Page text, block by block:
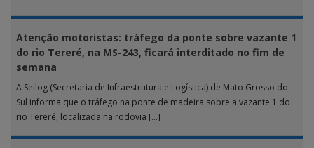
Atenção motoristas: tráfego da ponte sobre vazante 1
do rio Tereré, na MS-243, ficará interditado no fim de
semana
A Seilog (Secretaria de Infraestrutura e Logística) de Mato Grosso do
Sul informa que o tráfego na ponte de madeira sobre a vazante 1 do
rio Tereré, localizada na rodovia […]